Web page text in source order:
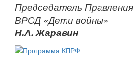
Председатель Правления
ВРОД «Дети войны»
Н.А. Жаравин